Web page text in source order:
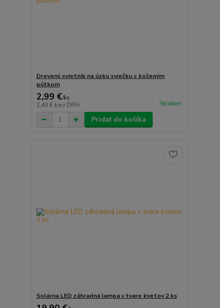
Drevený svietnik na úzku sviečku s koženým
pútkom
2,99 €/ks
2,43 € bez DPH Skladom
Pridať do košíka
Solárna LED záhradná lampa v tvare kvetov 2 ks